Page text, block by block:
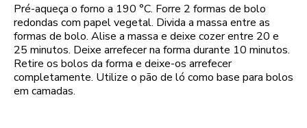
Pré-aqueça o forno a 190 °C. Forre 2 formas de bolo
redondas com papel vegetal. Divida a massa entre as
formas de bolo. Alise a massa e deixe cozer entre 20 e
25 minutos. Deixe arrefecer na forma durante 10 minutos.
Retire os bolos da forma e deixe-os arrefecer
completamente. Utilize o pão de ló como base para bolos
em camadas.